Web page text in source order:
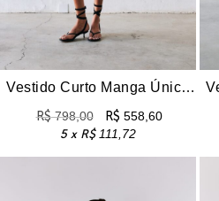
Vestido Curto Manga Única Fluído Diana – Preto
R$798,00 R$ 558,60
5 x R$111,72